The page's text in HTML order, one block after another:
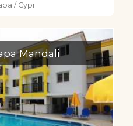
/ Cypr
Mandali